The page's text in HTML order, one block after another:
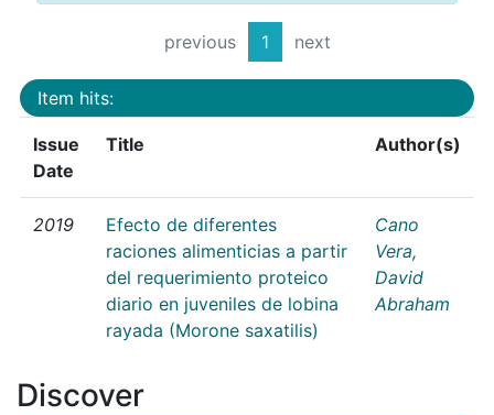
previous 1 next
Item hits:
Issue
Date
Title Author(s)
2019
Efecto de diferentes
raciones alimenticias a partir
del requerimiento proteico
diario en juveniles de lobina
rayada (Morone saxatilis)
Cano
Vera,
David
Abraham
Discover